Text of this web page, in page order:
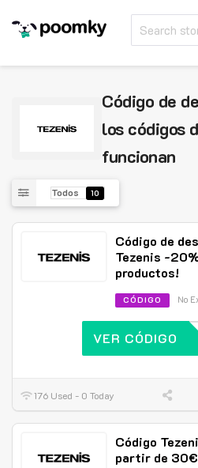
Código de
los códigos
funcionan
Todos 10
Código de
Tezenis -
productos!
CÓDIGO No
VER CÓDIGO
176 Used - 0 Today
Código
partir de 30€